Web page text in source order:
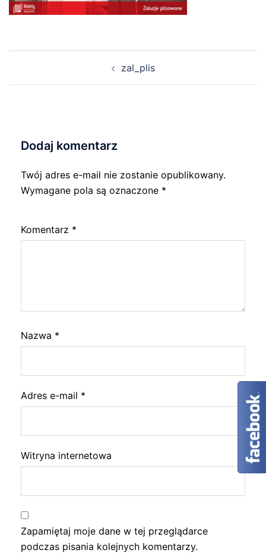
zal_plis
Dodaj komentarz
Twój adres e-mail nie zostanie opublikowany.
Wymagane pola są oznaczone *
Komentarz *
Nazwa *
Adres e-mail *
Witryna internetowa
Zapamiętaj moje dane w tej przeglądarce
podczas pisania kolejnych komentarzy.